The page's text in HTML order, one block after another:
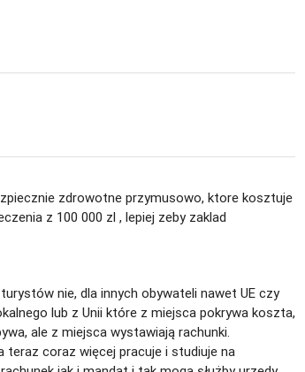
zdrowotne przymusowo, ktore kosztuje
z 100 000 zl , lepiej zeby zaklad
nie, dla innych obywateli nawet UE czy
lub z Unii które z miejsca pokrywa koszta,
ale z miejsca wystawiają rachunki.
coraz więcej pracuje i studiuje na